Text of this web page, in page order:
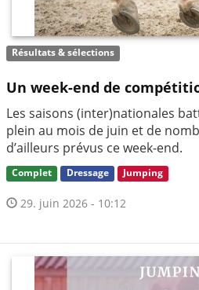
Résultats & sélections
Un week-end de
Les saisons (inter)nationales
plein au mois de juin et de
d’ailleurs prévus ce week-end.
Complet Dressage Jumping
29. juin 2026 - 10:12